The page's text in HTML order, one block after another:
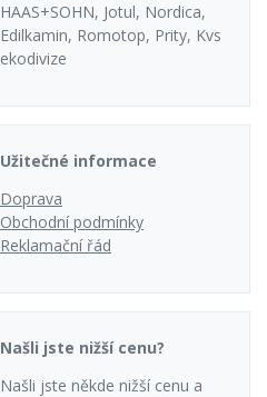
HAAS+SOHN, Jotul, Nordica,
Edilkamin, Romotop, Prity, Kvs
ekodivize
Užitečné informace
Doprava
Obchodní podmínky
Reklamační řád
Našli jste nižší cenu?
Našli jste někde nižší cenu a